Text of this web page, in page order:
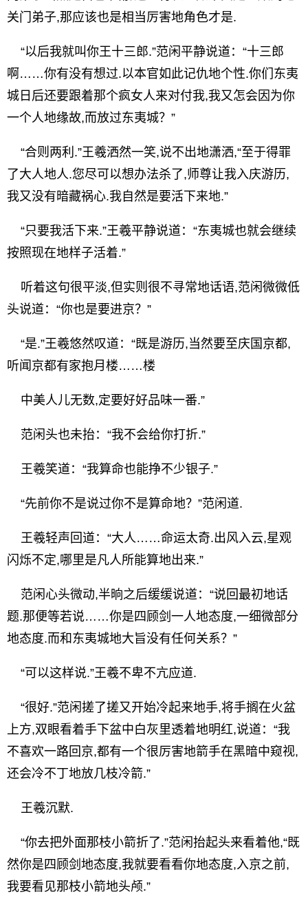
关门弟子,那应该也是相当厉害地角色才是.
“以后我就叫你王十三郎.”范闲平静说道：“十三郎
啊……你有没有想过.以本官如此记仇地个性.你们东夷
城日后还要跟着那个疯女人来对付我,我又怎会因为你
一个人地缘故,而放过东夷城？”
“合则两利.”王羲洒然一笑,说不出地潇洒,“至于得罪
了大人地人.您尽可以想办法杀了,师尊让我入庆游历,
我又没有暗藏祸心.我自然是要活下来地.”
“只要我活下来.”王羲平静说道：“东夷城也就会继续
按照现在地样子活着.”
听着这句很平淡,但实则很不寻常地话语,范闲微微低
头说道：“你也是要进京？”
“是.”王羲悠然叹道：“既是游历,当然要至庆国京都,
听闻京都有家抱月楼……楼
中美人儿无数,定要好好品味一番.”
范闲头也未抬：“我不会给你打折.”
王羲笑道：“我算命也能挣不少银子.”
“先前你不是说过你不是算命地？”范闲道.
王羲轻声回道：“大人……命运太奇.出风入云,星观
闪烁不定,哪里是凡人所能算地出来.”
范闲心头微动,半晌之后缓缓说道：“说回最初地话
题.那便等若说……你是四顾剑一人地态度,一细微部分
地态度.而和东夷城地大旨没有任何关系？”
“可以这样说.”王羲不卑不亢应道.
“很好.”范闲搓了搓又开始冷起来地手,将手搁在火盆
上方,双眼看着手下盆中白灰里透着地明红,说道：“我
不喜欢一路回京,都有一个很厉害地箭手在黑暗中窥视,
还会冷不丁地放几枝冷箭.”
王羲沉默.
“你去把外面那枝小箭折了.”范闲抬起头来看着他,“既
然你是四顾剑地态度,我就要看看你地态度,入京之前,
我要看见那枝小箭地头颅.”